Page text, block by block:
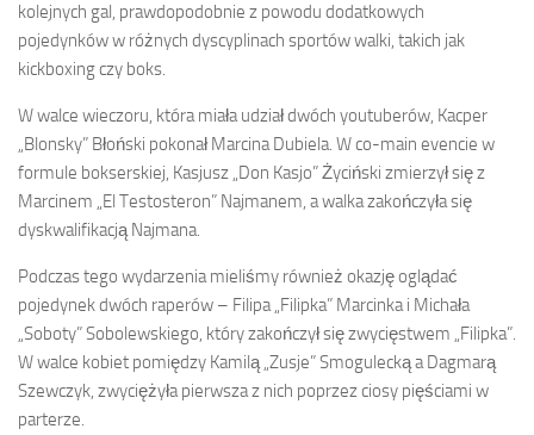
kolejnych gal, prawdopodobnie z powodu dodatkowych
pojedynków w różnych dyscyplinach sportów walki, takich jak
kickboxing czy boks.
W walce wieczoru, która miała udział dwóch youtuberów, Kacper
„Blonsky” Błoński pokonał Marcina Dubiela. W co-main evencie w
formule bokserskiej, Kasjusz „Don Kasjo” Życiński zmierzył się z
Marcinem „El Testosteron” Najmanem, a walka zakończyła się
dyskwalifikacją Najmana.
Podczas tego wydarzenia mieliśmy również okazję oglądać
pojedynek dwóch raperów – Filipa „Filipka” Marcinka i Michała
„Soboty” Sobolewskiego, który zakończył się zwycięstwem „Filipka”.
W walce kobiet pomiędzy Kamilą „Zusje” Smogulecką a Dagmarą
Szewczyk, zwyciężyła pierwsza z nich poprzez ciosy pięściami w
parterze.